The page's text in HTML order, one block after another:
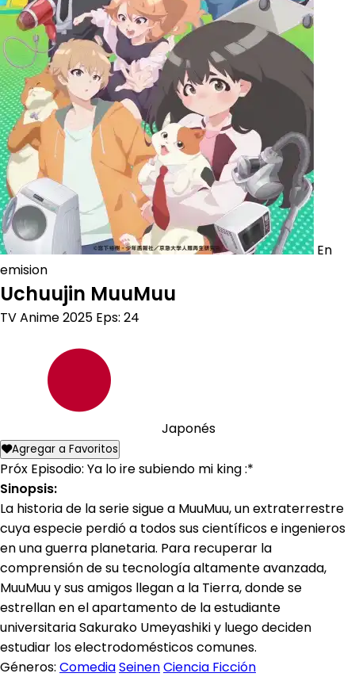
En
emision
Uchuujin MuuMuu
TV Anime2025 Eps: 24
Japonés
Agregar a Favoritos
Próx Episodio: Ya lo ire subiendo mi king :*
Sinopsis:
La historia de la serie sigue a MuuMuu, un extraterrestre
cuya especie perdió a todos sus científicos e ingenieros
en una guerra planetaria. Para recuperar la
comprensión de su tecnología altamente avanzada,
MuuMuu y sus amigos llegan a la Tierra, donde se
estrellan en el apartamento de la estudiante
universitaria Sakurako Umeyashiki y luego deciden
estudiar los electrodomésticos comunes.
Géneros: ComediaSeinenCiencia Ficción